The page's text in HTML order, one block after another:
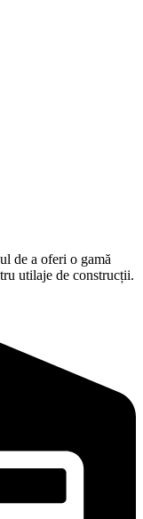
de a oferi o gamă
utilaje de construcții.